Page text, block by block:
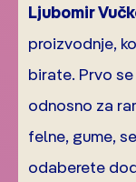
Ljubomir
proizvodnje,
birate. Prvo
odnosno za
felne, gume,
odaberete